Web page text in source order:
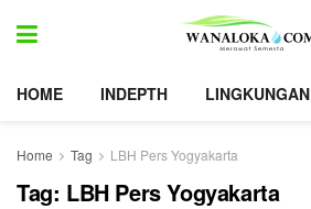
HOME INDEPTH LINGKUNGAN
Home Tag LBH Pers Yogyakarta
Tag: LBH Pers Yogyakarta